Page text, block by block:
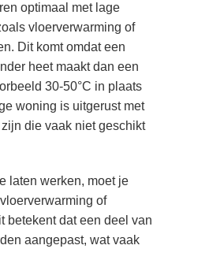
optimaal met lage
vloerverwarming of
Dit komt omdat een
heet maakt dan een
30-50°C in plaats
woning is uitgerust met
die vaak niet geschikt
laten werken, moet je
of
betekent dat een deel van
aangepast, wat vaak